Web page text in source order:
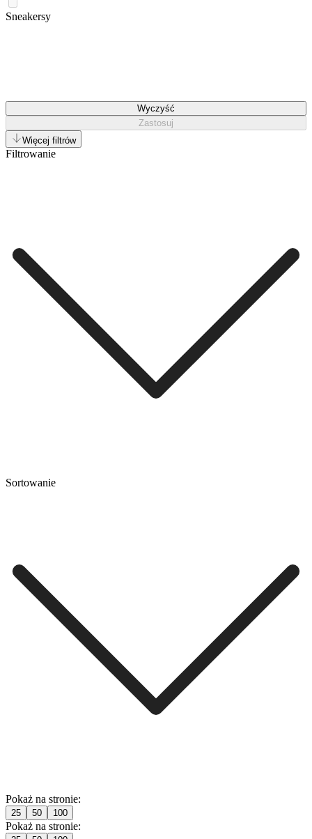
Sneakersy
Wyczyść
Zastosuj
Więcej filtrów
Filtrowanie
Sortowanie
Pokaż na stronie:
25 50 100
Pokaż na stronie: